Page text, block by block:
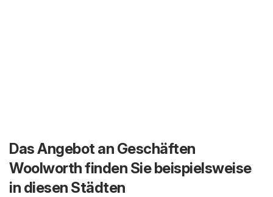
Das Angebot an Geschäften
Woolworth finden Sie beispielsweise
in diesen Städten